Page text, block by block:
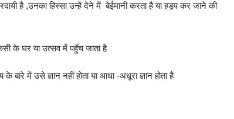
है ,उनका हिस्सा उन्हें देने में बेईमानी करता है या हड़प कर जाने की
के घर या उत्सव में पहुँच जाता है
के बारे में उसे ज्ञान नहीं होता या आधा -अधूरा ज्ञान होता है